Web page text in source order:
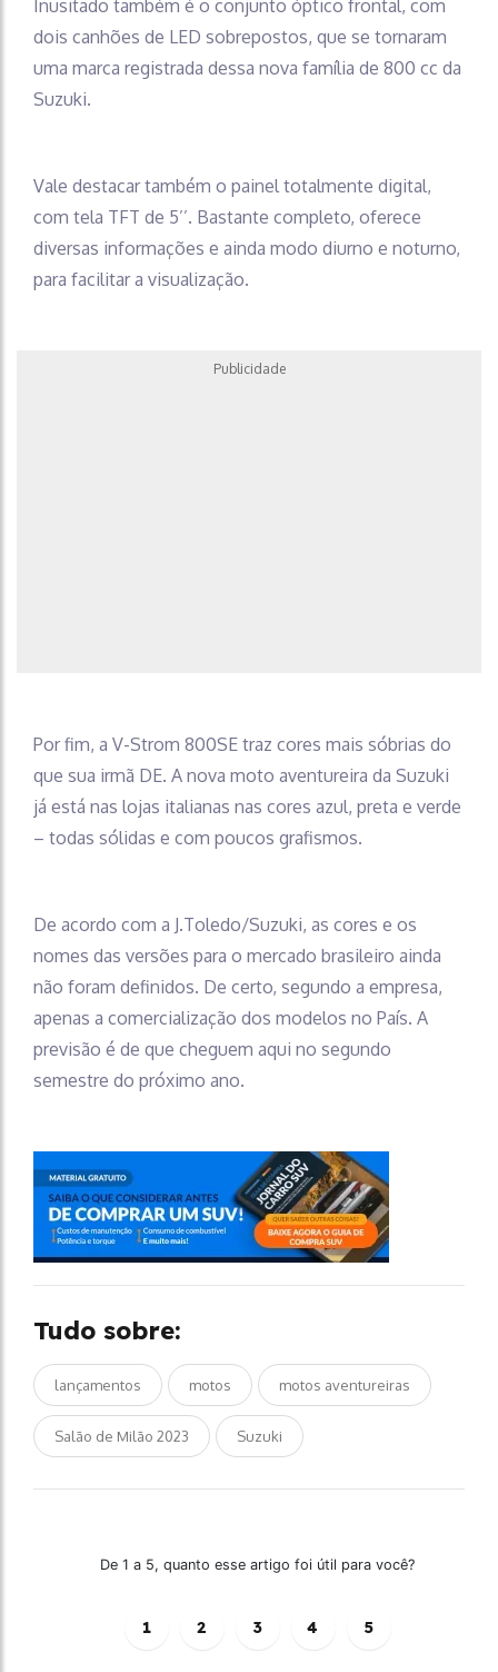
Inusitado também é o conjunto óptico frontal, com
dois canhões de LED sobrepostos, que se tornaram
uma marca registrada dessa nova família de 800 cc da
Suzuki.
Vale destacar também o painel totalmente digital,
com tela TFT de 5’’. Bastante completo, oferece
diversas informações e ainda modo diurno e noturno,
para facilitar a visualização.
Publicidade
Por fim, a V-Strom 800SE traz cores mais sóbrias do
que sua irmã DE. A nova moto aventureira da Suzuki
já está nas lojas italianas nas cores azul, preta e verde
– todas sólidas e com poucos grafismos.
De acordo com a J.Toledo/Suzuki, as cores e os
nomes das versões para o mercado brasileiro ainda
não foram definidos. De certo, segundo a empresa,
apenas a comercialização dos modelos no País. A
previsão é de que cheguem aqui no segundo
semestre do próximo ano.
Tudo sobre:
lançamentos motos motos aventureiras
Salão de Milão 2023 Suzuki
De 1 a 5, quanto esse artigo foi útil para você?
1 2 3 4 5